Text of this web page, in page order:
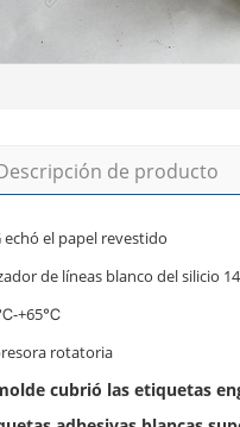
de producto
echó el papel revestido
de líneas blanco del silicio
+65℃
rotatoria
cubrió las etiquetas